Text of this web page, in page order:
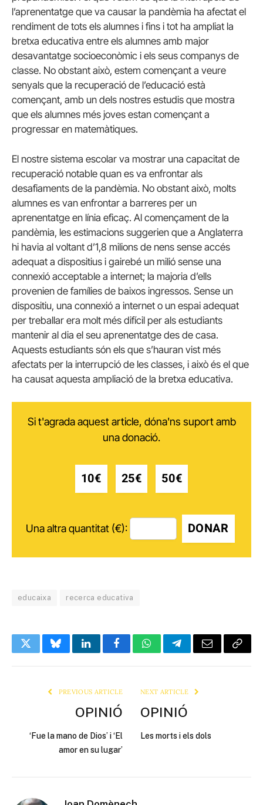
l’aprenentatge que va causar la pandèmia ha afectat el
rendiment de tots els alumnes i fins i tot ha ampliat la
bretxa educativa entre els alumnes amb major
desavantatge socioeconòmic i els seus companys de
classe. No obstant això, estem començant a veure
senyals que la recuperació de l’educació està
començant, amb un dels nostres estudis que mostra
que els alumnes més joves estan començant a
progressar en matemàtiques.
El nostre sistema escolar va mostrar una capacitat de
recuperació notable quan es va enfrontar als
desafiaments de la pandèmia. No obstant això, molts
alumnes es van enfrontar a barreres per un
aprenentatge en línia eficaç. Al començament de la
pandèmia, les estimacions suggerien que a Anglaterra
hi havia al voltant d’1,8 milions de nens sense accés
adequat a dispositius i gairebé un milió sense una
connexió acceptable a internet; la majoria d’ells
provenien de famílies de baixos ingressos. Sense un
dispositiu, una connexió a internet o un espai adequat
per treballar era molt més difícil per als estudiants
mantenir al dia el seu aprenentatge des de casa.
Aquests estudiants són els que s’hauran vist més
afectats per la interrupció de les classes, i això és el que
ha causat aquesta ampliació de la bretxa educativa.
Si t'agrada aquest article, dóna'ns suport amb
una donació.
10€ 25€ 50€
Una altra quantitat (€): DONAR
educaixa recerca educativa
TwitterBlueskyLinkedInFacebookWhatsAppTelegramEmail Copy
PREVIOUS ARTICLE
OPINIÓ
‘Fue la mano de Dios’ i ‘El
amor en su lugar’
NEXT ARTICLE
OPINIÓ
Les morts i els dols